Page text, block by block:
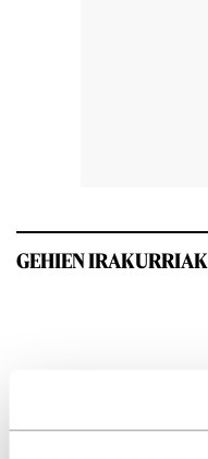
GEHIEN IRAKURRIAK